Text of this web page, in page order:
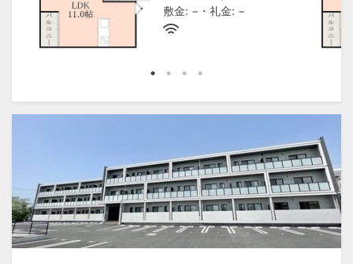
敷金: −・礼金: −